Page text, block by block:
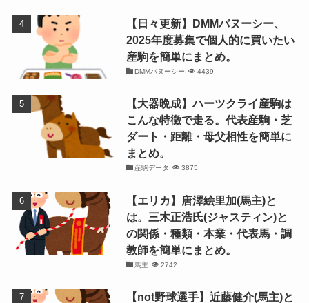
【日々更新】DMMバヌーシー、
2025年度募集で個人的に買いたい
産駒を簡単にまとめ。
DMMバヌーシー 4439
【大器晩成】ハーツクライ産駒は
こんな特徴で走る。代表産駒・芝
ダート・距離・母父相性を簡単に
まとめ。
産駒データ 3875
【エリカ】唐澤絵里加(馬主)と
は。三木正浩氏(ジャスティン)と
の関係・種類・本業・代表馬・調
教師を簡単にまとめ。
馬主 2742
【not野球選手】近藤健介(馬主)と